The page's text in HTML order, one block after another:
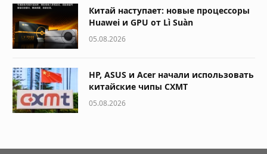
Китай наступает: новые процессоры
Huawei и GPU от Lì Suàn
05.08.2026
HP, ASUS и Acer начали использовать
китайские чипы CXMT
05.08.2026